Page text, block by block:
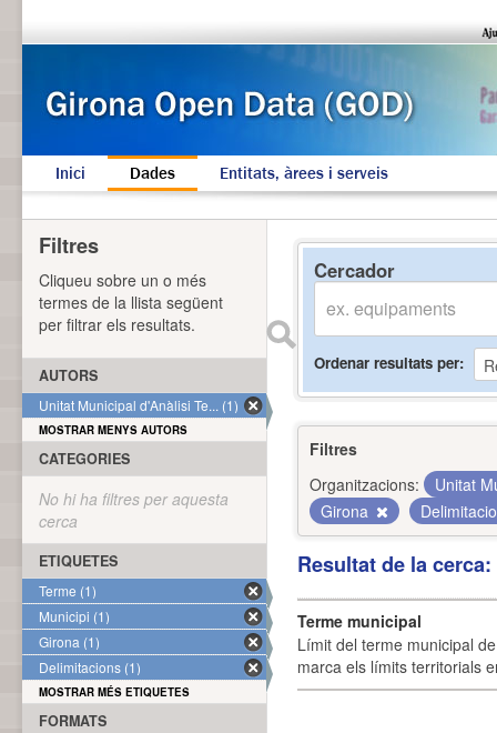
Inici Dades Entitats, àrees i serveis
Cercador
Ordenar resultats per
Filtres
Organitzacions:
Unitat
Girona
Resultat de la
Terme municipal
Límit del terme municipal
marca els límits territorials
Filtres
Cliqueu sobre un o més
termes de la llista següent
per filtrar els resultats.
AUTORS
Unitat Municipal d'Anàlisi Te... (1)
MOSTRAR MENYS AUTORS
CATEGORIES
No hi ha filtres per aquesta
cerca
ETIQUETES
Terme (1)
Municipi (1)
Girona (1)
Delimitacions (1)
MOSTRAR MÉS ETIQUETES
FORMATS